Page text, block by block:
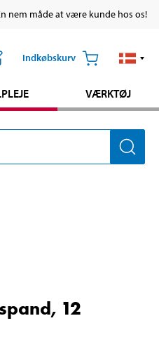
nem måde at være kunde hos os!
Indkøbskurv
VÆRKTØJ
12